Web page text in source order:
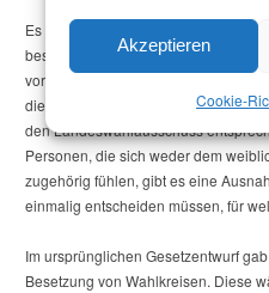
Akzeptieren
Cookie-
Es sieht vor, dass alle Parteien ihre
besetzen müssen. Sind bei einem
vorhanden, kann maximal ein*e
die Liste gesetzt werden.
den Landeswahlausschuss
Personen, die sich weder dem
zugehörig fühlen, gibt es eine
einmalig entscheiden müssen, für
Im ursprünglichen Gesetzentwurf
Besetzung von Wahlkreisen. Diese